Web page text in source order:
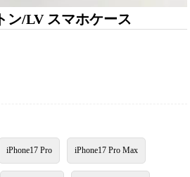
ン/LV スマホケース
iPhone17 Pro iPhone17 Pro Max